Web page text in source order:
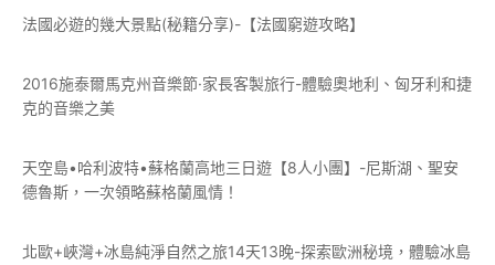
法國必遊的幾大景點(秘籍分享)-【法國窮遊攻略】
2016施泰爾馬克州音樂節·家長客製旅行-體驗奧地利、匈牙利和捷
克的音樂之美
天空島•哈利波特•蘇格蘭高地三日遊【8人小團】-尼斯湖、聖安
德魯斯，一次領略蘇格蘭風情！
北歐+峽灣+冰島純淨自然之旅14天13晚-探索歐洲秘境，體驗冰島